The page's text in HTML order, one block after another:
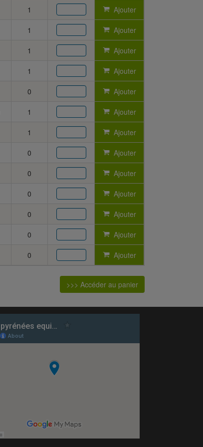
1 Ajouter
1 Ajouter
1 Ajouter
1 Ajouter
0 Ajouter
1 Ajouter
1 Ajouter
0 Ajouter
0 Ajouter
0 Ajouter
0 Ajouter
0 Ajouter
0 Ajouter
>>> Accéder au panier